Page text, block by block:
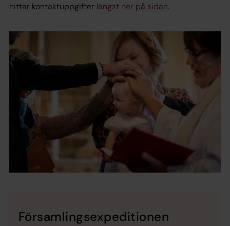
hittar kontaktuppgifter längst ner på sidan.
Församlingsexpeditionen